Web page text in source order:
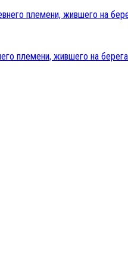
племени, жившего на